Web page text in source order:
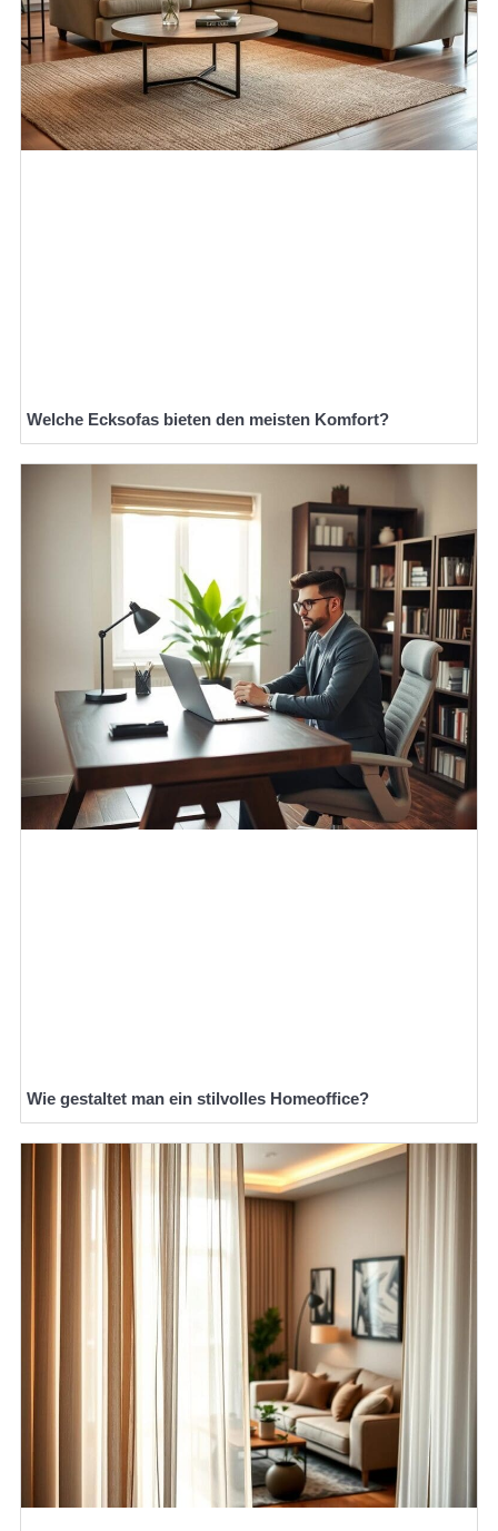
Welche Ecksofas bieten den meisten Komfort?
Wie gestaltet man ein stilvolles Homeoffice?